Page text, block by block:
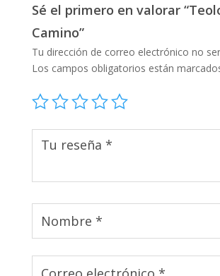
Sé el primero en valorar
Camino”
Tu dirección de correo electrónico no
Los campos obligatorios están